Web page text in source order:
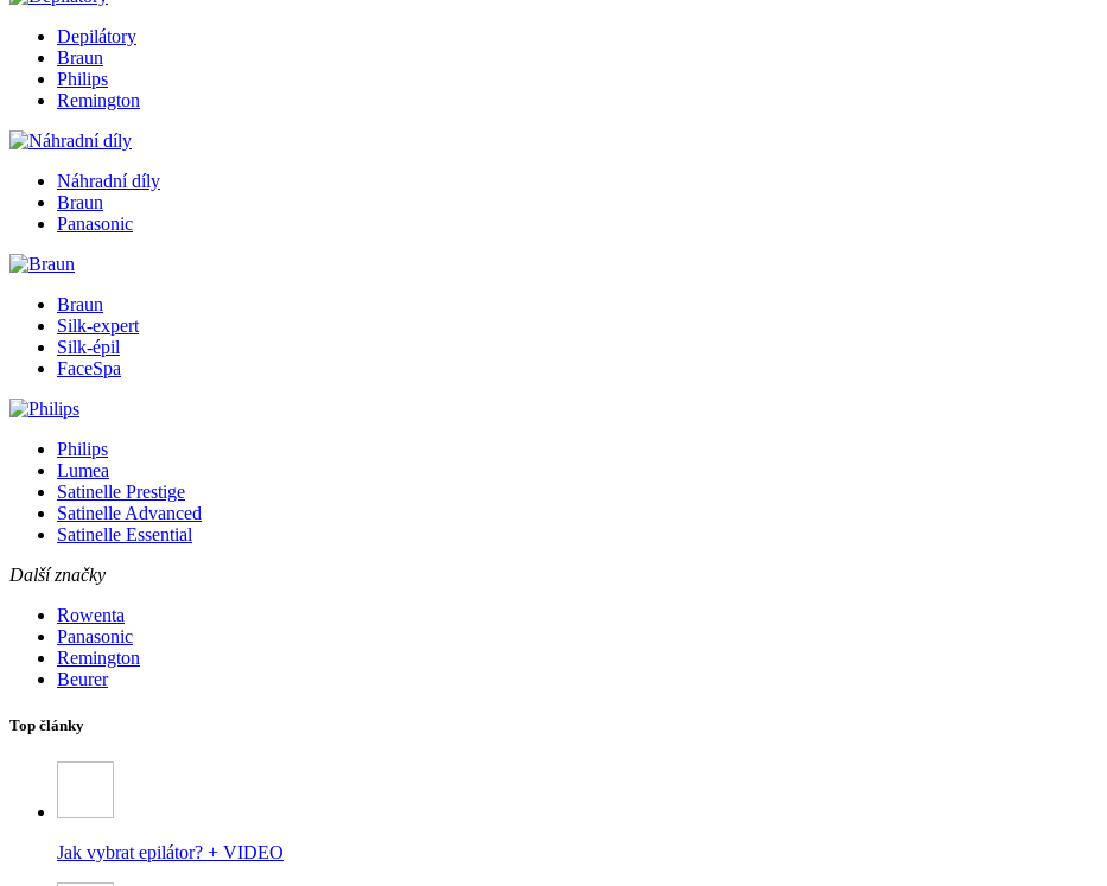
Depilátory
Braun
Philips
Remington
Náhradní díly
Braun
Panasonic
Braun
Silk-expert
Silk-épil
FaceSpa
Philips
Lumea
Satinelle Prestige
Satinelle Advanced
Satinelle Essential
Další značky
Rowenta
Panasonic
Remington
Beurer
Top články
Jak vybrat epilátor? + VIDEO